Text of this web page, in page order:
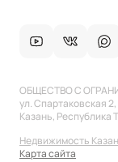
ОБЩЕСТВО С
ул. Спартаковская
Казань, Республика
Недвижимость
Карта сайта